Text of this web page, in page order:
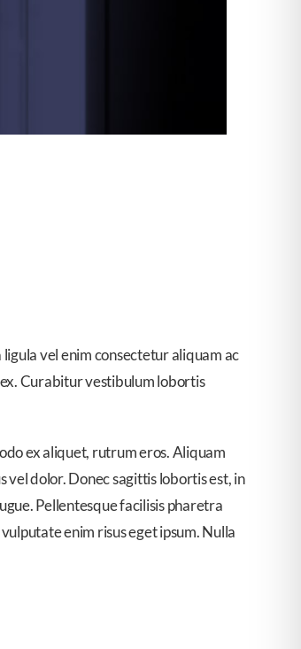
vel enim consectetur aliquam ac
Curabitur vestibulum lobortis
ex aliquet, rutrum eros. Aliquam
dolor. Donec sagittis lobortis est, in
Pellentesque facilisis pharetra
enim risus eget ipsum. Nulla